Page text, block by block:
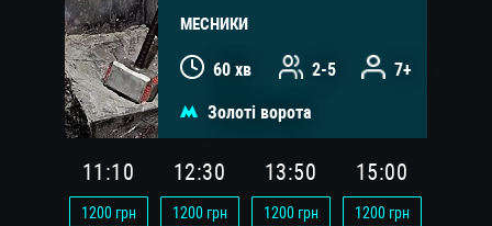
МЕСНИКИ
60 хв 2-5 7+
Золоті ворота
11:10
1200грн
12:30
1200грн
13:50
1200грн
15:00
1200грн